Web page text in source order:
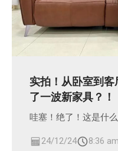
实拍！从卧室到
了一波新家具？！
哇塞！绝了！这是什
24/12/24 8:36 am